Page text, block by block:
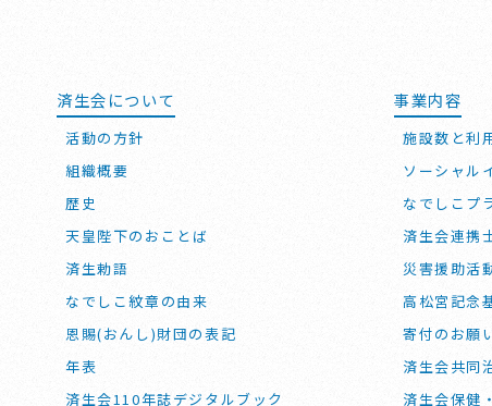
済生会について
活動の方針
組織概要
歴史
天皇陛下のおことば
済生勅語
なでしこ紋章の由来
恩賜(おんし)財団の表記
年表
済生会110年誌デジタルブック
事業内容
施設数と利
ソーシャル
なでしこプ
済生会連携
災害援助活
高松宮記念
寄付のお願
済生会共同
済生会保健